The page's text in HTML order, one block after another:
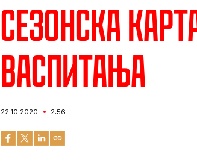
Сезонска
васпитања
22.10.2020 2:56